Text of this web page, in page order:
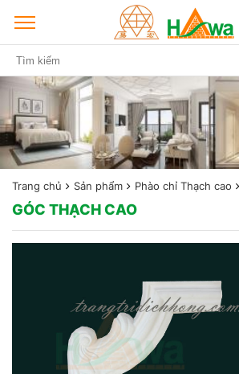
Trang chủ Sản phẩm Phào chỉ Thạch cao
GÓC THẠCH CAO